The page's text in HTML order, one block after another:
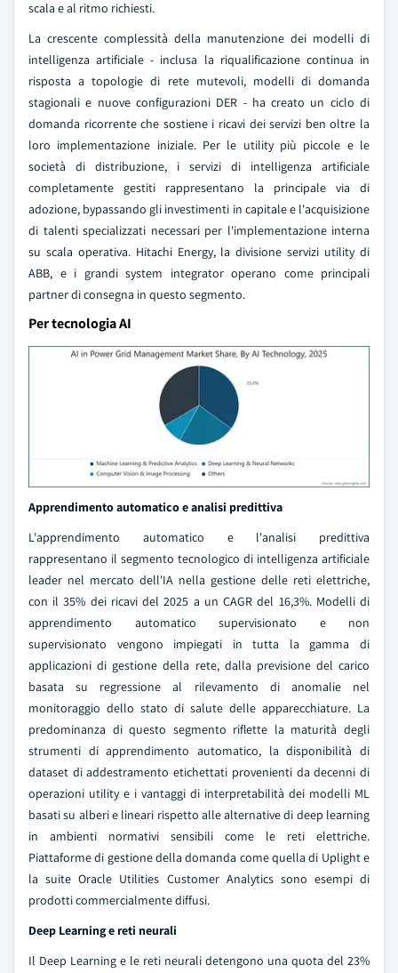
scala e al ritmo richiesti.
La crescente complessità della manutenzione dei modelli di
intelligenza artificiale - inclusa la riqualificazione continua in
risposta a topologie di rete mutevoli, modelli di domanda
stagionali e nuove configurazioni DER - ha creato un ciclo di
domanda ricorrente che sostiene i ricavi dei servizi ben oltre la
loro implementazione iniziale. Per le utility più piccole e le
società di distribuzione, i servizi di intelligenza artificiale
completamente gestiti rappresentano la principale via di
adozione, bypassando gli investimenti in capitale e l'acquisizione
di talenti specializzati necessari per l'implementazione interna
su scala operativa. Hitachi Energy, la divisione servizi utility di
ABB, e i grandi system integrator operano come principali
partner di consegna in questo segmento.
Per tecnologia AI
Apprendimento automatico e analisi predittiva
L'apprendimento automatico e l'analisi predittiva
rappresentano il segmento tecnologico di intelligenza artificiale
leader nel mercato dell'IA nella gestione delle reti elettriche,
con il 35% dei ricavi del 2025 a un CAGR del 16,3%. Modelli di
apprendimento automatico supervisionato e non
supervisionato vengono impiegati in tutta la gamma di
applicazioni di gestione della rete, dalla previsione del carico
basata su regressione al rilevamento di anomalie nel
monitoraggio dello stato di salute delle apparecchiature. La
predominanza di questo segmento riflette la maturità degli
strumenti di apprendimento automatico, la disponibilità di
dataset di addestramento etichettati provenienti da decenni di
operazioni utility e i vantaggi di interpretabilità dei modelli ML
basati su alberi e lineari rispetto alle alternative di deep learning
in ambienti normativi sensibili come le reti elettriche.
Piattaforme di gestione della domanda come quella di Uplight e
la suite Oracle Utilities Customer Analytics sono esempi di
prodotti commercialmente diffusi.
Deep Learning e reti neurali
Il Deep Learning e le reti neurali detengono una quota del 23%